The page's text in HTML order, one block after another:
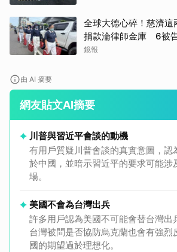
全球大德心碎！慈濟這
捐款淪律師金庫 6被
金淹腳目」
鏡報
由 AI 摘要
網友貼文AI摘要
川普與習近平會談的動機
有用戶質疑川普會談的真實意圖，認
於中國，並暗示習近平的要求可能涉
場。
美國不會為台灣出兵
許多用戶認為美國不可能會替台灣出
台灣被問是否協防烏克蘭也會有強烈
國的期望過於理想化。